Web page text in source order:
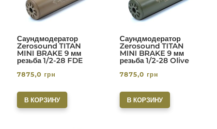
Саундмодератор
Zerosound TITAN
MINI BRAKE 9 мм
резьба 1/2-28 FDE
7875,0 грн
В КОРЗИНУ
Саундмодератор
Zerosound TITAN
MINI BRAKE 9 мм
резьба 1/2-28 Olive
7875,0 грн
В КОРЗИНУ